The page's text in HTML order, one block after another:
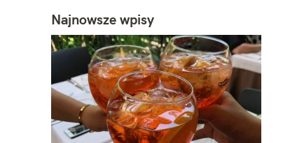
Najnowsze wpisy